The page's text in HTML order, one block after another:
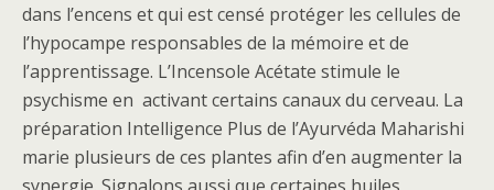
dans l’encens et qui est censé protéger les cellules de
l’hypocampe responsables de la mémoire et de
l’apprentissage. L’Incensole Acétate stimule le
psychisme en activant certains canaux du cerveau. La
préparation Intelligence Plus de l’Ayurvéda Maharishi
marie plusieurs de ces plantes afin d’en augmenter la